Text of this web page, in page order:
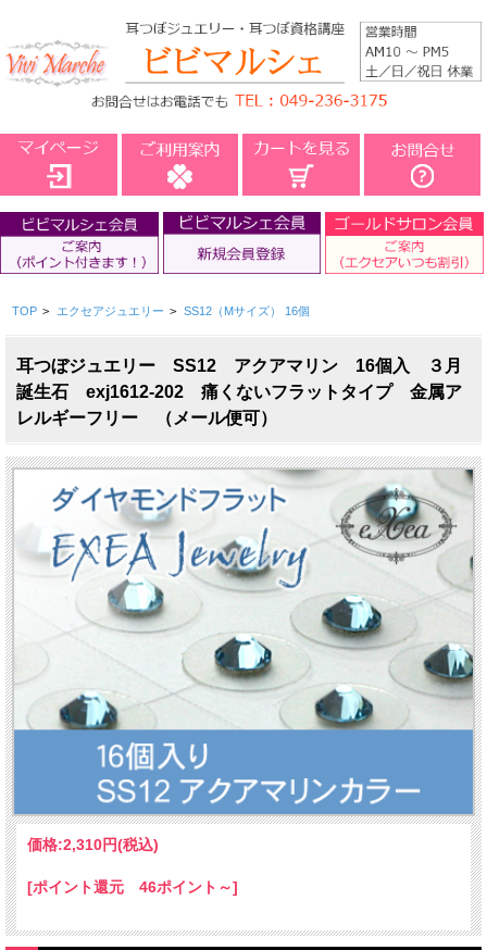
TOP > エクセアジュエリー > SS12（Mサイズ） 16個
耳つぼジュエリー SS12 アクアマリン 16個入 ３月
誕生石 exj1612-202 痛くないフラットタイプ 金属ア
レルギーフリー （メール便可）
価格:2,310円(税込)
[ポイント還元 46ポイント～]